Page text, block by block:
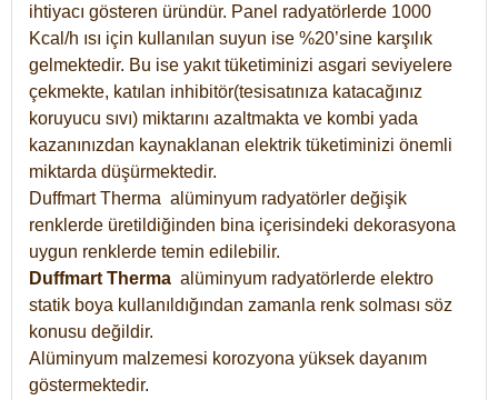
ihtiyacı gösteren üründür. Panel radyatörlerde 1000
Kcal/h ısı için kullanılan suyun ise %20’sine karşılık
gelmektedir. Bu ise yakıt tüketiminizi asgari seviyelere
çekmekte, katılan inhibitör(tesisatınıza katacağınız
koruyucu sıvı) miktarını azaltmakta ve kombi yada
kazanınızdan kaynaklanan elektrik tüketiminizi önemli
miktarda düşürmektedir.
Duffmart Therma alüminyum radyatörler değişik
renklerde üretildiğinden bina içerisindeki dekorasyona
uygun renklerde temin edilebilir.
Duffmart Therma alüminyum radyatörlerde elektro
statik boya kullanıldığından zamanla renk solması söz
konusu değildir.
Alüminyum malzemesi korozyona yüksek dayanım
göstermektedir.